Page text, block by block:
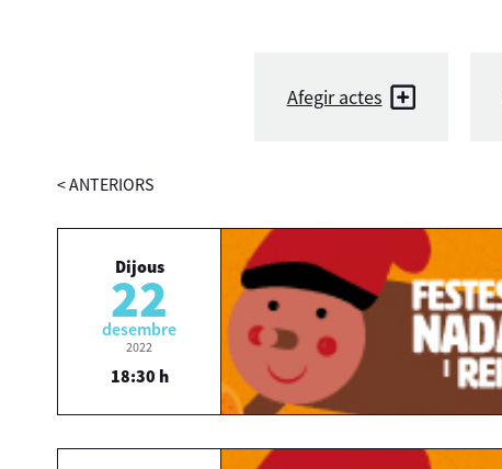
Afegir actes
<ANTERIORS
Dijous
22
desembre
2022
18:30 h